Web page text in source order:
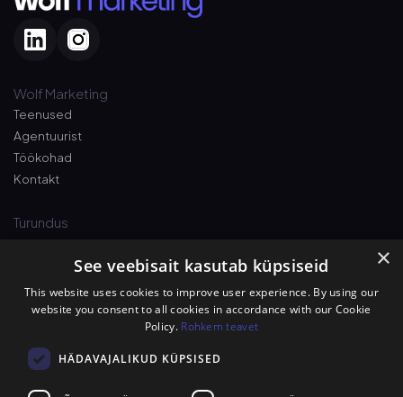
Wolf Marketing
Teenused
Agentuurist
Töökohad
Kontakt
Turundus
Pshh! Väärt vihjed äri kasvatamiseks otse
e-posti. Liitu uudiskirjaga nüüd!
Luban hundi nimel, et spämmi ei saada!
×
See veebisait kasutab küpsiseid
This website uses cookies to improve user experience. By using our
website you consent to all cookies in accordance with our Cookie
Policy. Rohkem teavet
HÄDAVAJALIKUD KÜPSISED